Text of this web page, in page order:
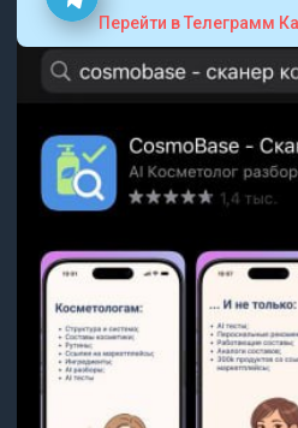
Перейти в Телеграмм